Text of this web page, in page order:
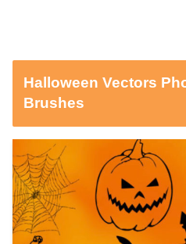
Halloween Vectors
Brushes